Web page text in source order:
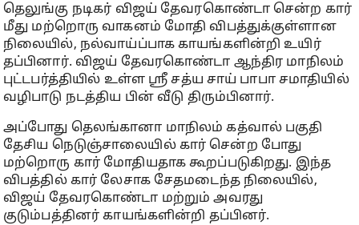
தெலுங்கு நடிகர் விஜய் தேவரகொண்டா சென்ற கார்
மீது மற்றொரு வாகனம் மோதி விபத்துக்குள்ளான
நிலையில், நல்வாய்ப்பாக காயங்களின்றி உயிர்
தப்பினார். விஜய் தேவரகொண்டா ஆந்திர மாநிலம்
புட்டபர்த்தியில் உள்ள ஸ்ரீ சத்ய சாய் பாபா சமாதியில்
வழிபாடு நடத்திய பின் வீடு திரும்பினார்.
அப்போது தெலங்கானா மாநிலம் கத்வால் பகுதி
தேசிய நெடுஞ்சாலையில் கார் சென்ற போது
மற்றொரு கார் மோதியதாக கூறப்படுகிறது. இந்த
விபத்தில் கார் லேசாக சேதமடைந்த நிலையில்,
விஜய் தேவரகொண்டா மற்றும் அவரது
குடும்பத்தினர் காயங்களின்றி தப்பினர்.